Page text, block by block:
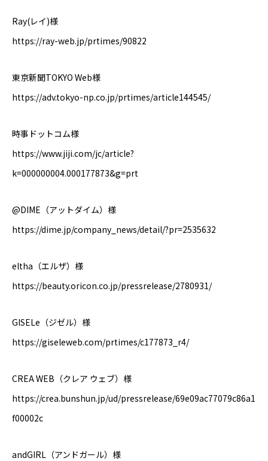
Ray(レイ)様
https://ray-web.jp/prtimes/90822
東京新聞TOKYO Web様
https://adv.tokyo-np.co.jp/prtimes/article144545/
時事ドットコム様
https://www.jiji.com/jc/article?
k=000000004.000177873&g=prt
@DIME（アットダイム）様
https://dime.jp/company_news/detail/?pr=2535632
eltha（エルザ）様
https://beauty.oricon.co.jp/pressrelease/2780931/
GISELe（ジゼル）様
https://giseleweb.com/prtimes/c177873_r4/
CREA WEB（クレア ウェブ）様
https://crea.bunshun.jp/ud/pressrelease/69e09ac77079c86a1
f00002c
andGIRL（アンドガール）様